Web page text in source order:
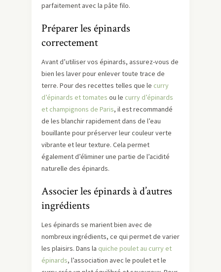
parfaitement avec la pâte filo.
Préparer les épinards
correctement
Avant d’utiliser vos épinards, assurez-vous de
bien les laver pour enlever toute trace de
terre. Pour des recettes telles que le curry
d’épinards et tomates ou le curry d’épinards
et champignons de Paris, il est recommandé
de les blanchir rapidement dans de l’eau
bouillante pour préserver leur couleur verte
vibrante et leur texture. Cela permet
également d’éliminer une partie de l’acidité
naturelle des épinards.
Associer les épinards à d’autres
ingrédients
Les épinards se marient bien avec de
nombreux ingrédients, ce qui permet de varier
les plaisirs. Dans la quiche poulet au curry et
épinards, l’association avec le poulet et le